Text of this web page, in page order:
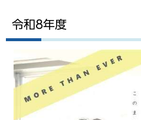
令和8年度